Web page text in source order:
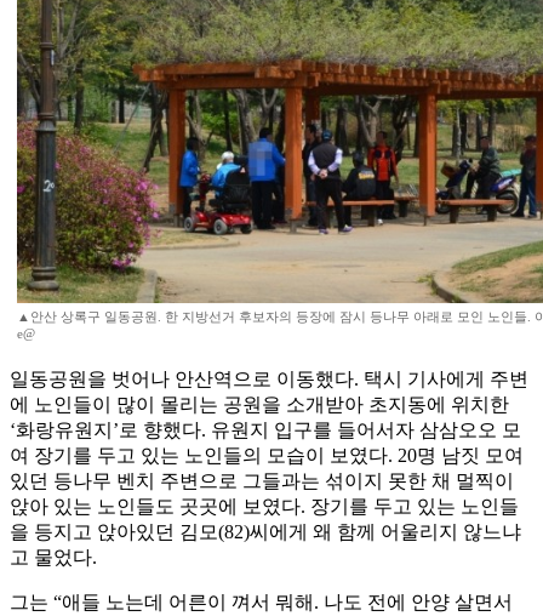
▲안산 상록구 일동공원. 한 지방선거 후보자의 등장에 잠시 등나무 아래로 모인 노인들.
e@
일동공원을 벗어나 안산역으로 이동했다. 택시 기사에게 주변
에 노인들이 많이 몰리는 공원을 소개받아 초지동에 위치한
‘화랑유원지’로 향했다. 유원지 입구를 들어서자 삼삼오오 모
여 장기를 두고 있는 노인들의 모습이 보였다. 20명 남짓 모여
있던 등나무 벤치 주변으로 그들과는 섞이지 못한 채 멀찍이
앉아 있는 노인들도 곳곳에 보였다. 장기를 두고 있는 노인들
을 등지고 앉아있던 김모(82)씨에게 왜 함께 어울리지 않느냐
고 물었다.
그는 “애들 노는데 어른이 껴서 뭐해. 나도 전에 안양 살면서